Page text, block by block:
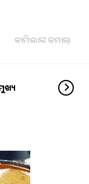
କାମିଲାଙ୍କ କମାଲ୍